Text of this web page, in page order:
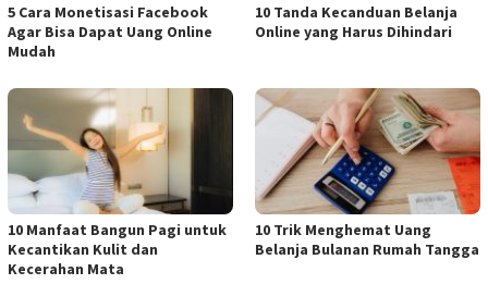
5 Cara Monetisasi Facebook
Agar Bisa Dapat Uang Online
Mudah
10 Tanda Kecanduan Belanja
Online yang Harus Dihindari
10 Manfaat Bangun Pagi untuk
Kecantikan Kulit dan
Kecerahan Mata
10 Trik Menghemat Uang
Belanja Bulanan Rumah Tangga